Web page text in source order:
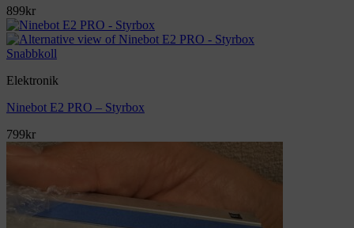
899kr
Snabbkoll
Elektronik
Ninebot E2 PRO – Styrbox
799kr